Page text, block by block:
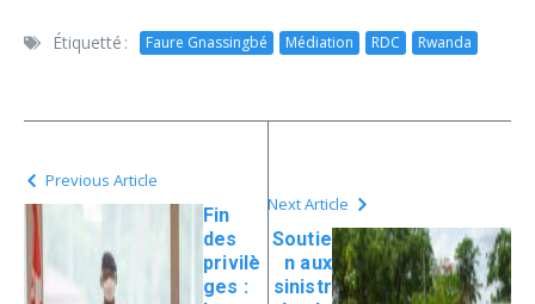
Étiquetté : Faure Gnassingbé Médiation RDC Rwanda
Previous Article
Fin
des
privilè
ges :
Next Article
Soutie
n aux
sinistr